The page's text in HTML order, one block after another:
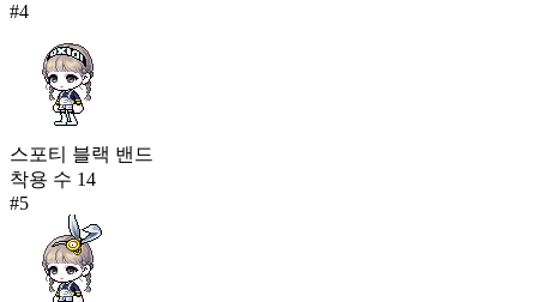
#4
스포티 블랙 밴드
착용 수 14
#5